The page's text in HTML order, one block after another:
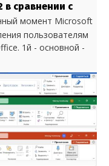
в сравнении с
момент Microsoft
пользователям
1й - основной -